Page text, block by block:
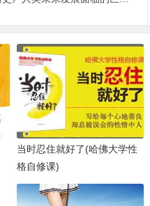
当时忍住就好了(哈佛大学性
格自修课)